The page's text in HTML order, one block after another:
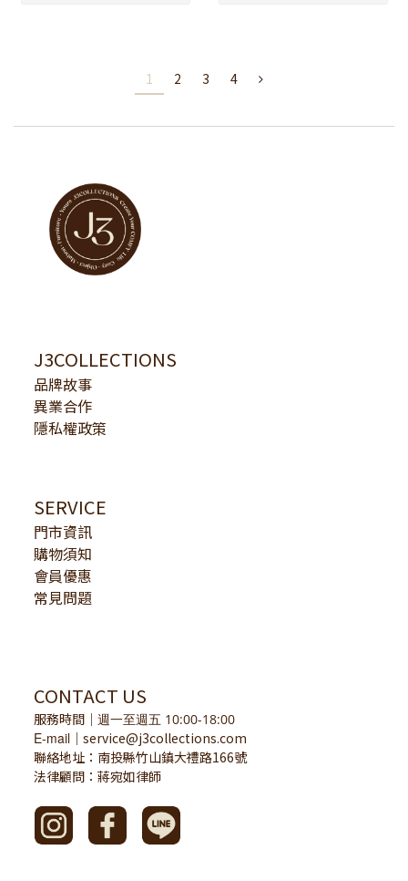
1 2 3 4
J3COLLECTIONS
品牌故事
異業合作
隱私權政策
SERVICE
門市資訊
購物須知
會員優惠
常見問題
CONTACT US
服務時間 ｜ 週一至週五 10:00-18:00
E-mail ｜ service@j3collections.com
聯絡地址：南投縣竹山鎮大禮路166號
法律顧問：蔣宛如律師